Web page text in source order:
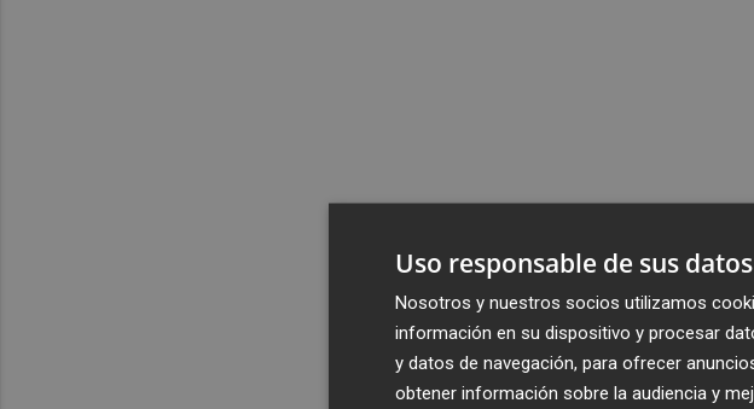
Uso responsable de sus datos
Nosotros y nuestros socios utilizamos
información en su dispositivo y procesar
y datos de navegación, para ofrecer
obtener información sobre la audiencia y